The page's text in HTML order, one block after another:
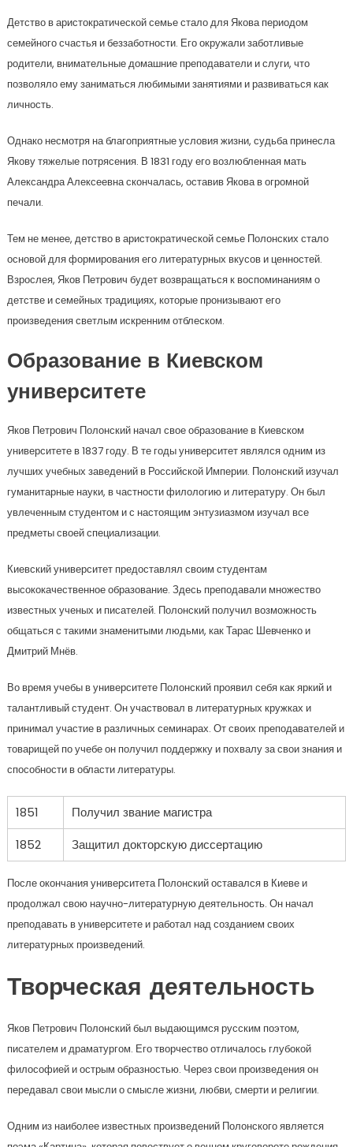
Детство в аристократической семье стало для Якова периодом
семейного счастья и беззаботности. Его окружали заботливые
родители, внимательные домашние преподаватели и слуги, что
позволяло ему заниматься любимыми занятиями и развиваться как
личность.
Однако несмотря на благоприятные условия жизни, судьба принесла
Якову тяжелые потрясения. В 1831 году его возлюбленная мать
Александра Алексеевна скончалась, оставив Якова в огромной
печали.
Тем не менее, детство в аристократической семье Полонских стало
основой для формирования его литературных вкусов и ценностей.
Взрослея, Яков Петрович будет возвращаться к воспоминаниям о
детстве и семейных традициях, которые пронизывают его
произведения светлым искренним отблеском.
Образование в Киевском
университете
Яков Петрович Полонский начал свое образование в Киевском
университете в 1837 году. В те годы университет являлся одним из
лучших учебных заведений в Российской Империи. Полонский изучал
гуманитарные науки, в частности филологию и литературу. Он был
увлеченным студентом и с настоящим энтузиазмом изучал все
предметы своей специализации.
Киевский университет предоставлял своим студентам
высококачественное образование. Здесь преподавали множество
известных ученых и писателей. Полонский получил возможность
общаться с такими знаменитыми людьми, как Тарас Шевченко и
Дмитрий Мнёв.
Во время учебы в университете Полонский проявил себя как яркий и
талантливый студент. Он участвовал в литературных кружках и
принимал участие в различных семинарах. От своих преподавателей и
товарищей по учебе он получил поддержку и похвалу за свои знания и
способности в области литературы.
1851
Получил звание магистра
1852
Защитил докторскую диссертацию
После окончания университета Полонский оставался в Киеве и
продолжал свою научно-литературную деятельность. Он начал
преподавать в университете и работал над созданием своих
литературных произведений.
Творческая деятельность
Яков Петрович Полонский был выдающимся русским поэтом,
писателем и драматургом. Его творчество отличалось глубокой
философией и острым образностью. Через свои произведения он
передавал свои мысли о смысле жизни, любви, смерти и религии.
Одним из наиболее известных произведений Полонского является